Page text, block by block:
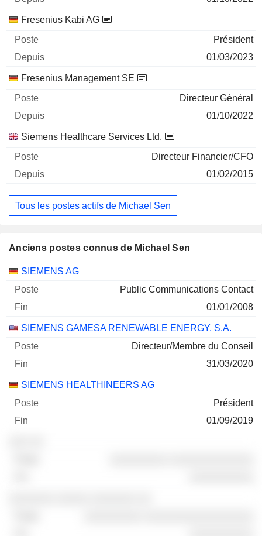
Fresenius Kabi AG
Président
01/03/2023
Fresenius Management SE
Directeur Général
01/10/2022
Siemens Healthcare Services Ltd.
Directeur Financier/CFO
01/02/2015
Tous les postes actifs de Michael Sen
Anciens postes connus de Michael Sen
Sociétés Poste
SIEMENS AG
Public Communications Contact
01/01/2008
SIEMENS GAMESA RENEWABLE ENERGY, S.A.
Directeur/Membre du Conseil
31/03/2020
SIEMENS HEALTHINEERS AG
Président
01/09/2019